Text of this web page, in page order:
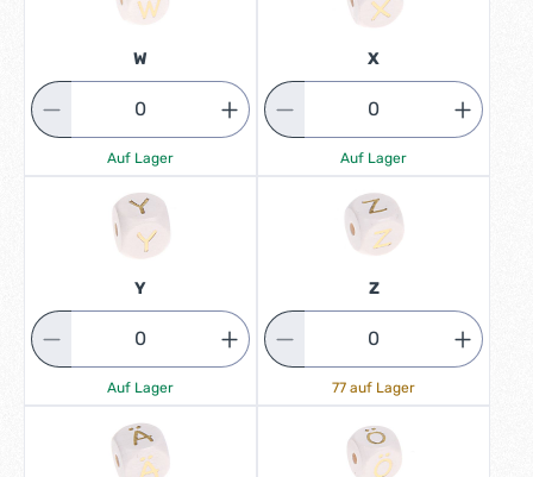
W
Auf Lager
X
Auf Lager
Y
Auf Lager
Z
77 auf Lager